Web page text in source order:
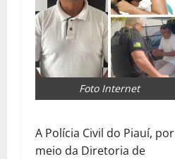
Foto Internet
A Polícia Civil do Piauí, por
meio da Diretoria de